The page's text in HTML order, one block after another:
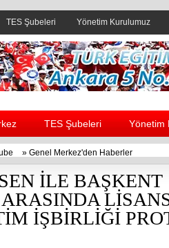
TES Şubeleri Yönetim Kurulumuz
Header yanı reklam alanı
TES Şubeleri Yönetim
» Genel Merkez'den Haberler
İLE BAŞKENT
İŞBİRLİĞİ